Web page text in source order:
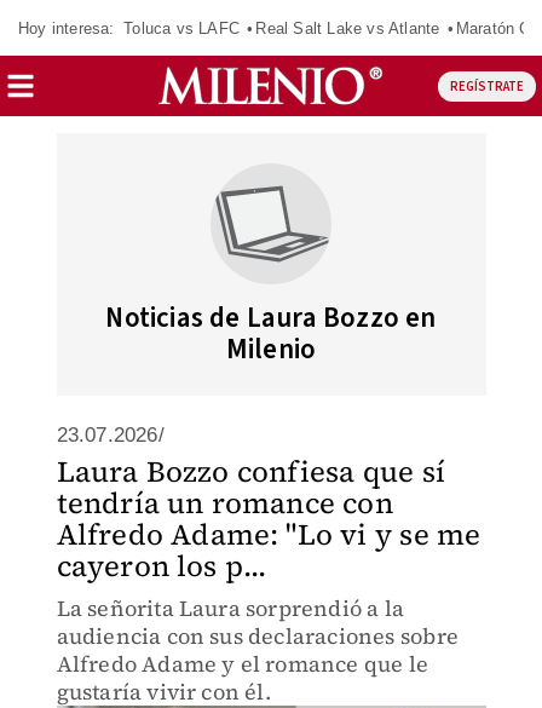
Hoy interesa: Toluca vs LAFC Real Salt Lake vs Atlante Maratón
REGÍSTRATE
Noticias de Laura Bozzo en
Milenio
23.07.2026/
Laura Bozzo confiesa que sí
tendría un romance con
Alfredo Adame: "Lo vi y se me
cayeron los p...
La señorita Laura sorprendió a la
audiencia con sus declaraciones sobre
Alfredo Adame y el romance que le
gustaría vivir con él.